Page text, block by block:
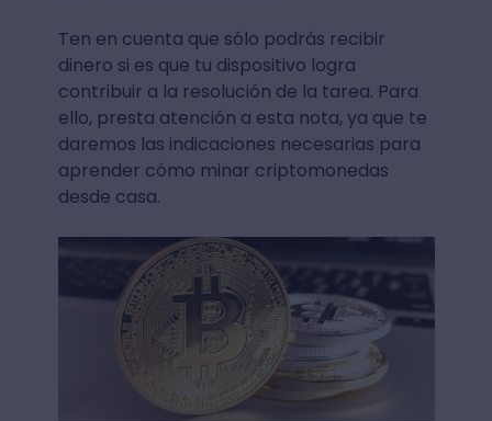
Ten en cuenta que sólo podrás recibir
dinero si es que tu dispositivo logra
contribuir a la resolución de la tarea. Para
ello, presta atención a esta nota, ya que te
daremos las indicaciones necesarias para
aprender cómo minar criptomonedas
desde casa.